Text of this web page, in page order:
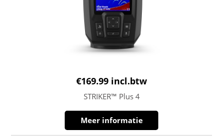
€169.99 incl.btw
STRIKER™ Plus 4
Meer informatie